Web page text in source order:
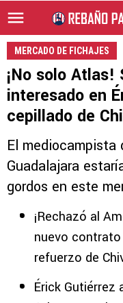
MERCADO DE FICHAJES
¡No solo
interesado en
cepillado de
El
Guadalajara
gordos en este
¡Rechazó al
nuevo
refuerzo de
Érick Gutiérrez